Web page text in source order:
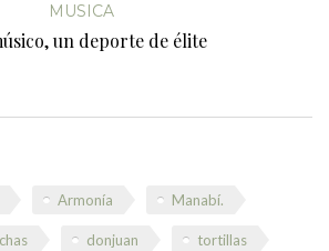
MUSICA
un deporte de élite
Armonía Manabí.
donjuan tortillas